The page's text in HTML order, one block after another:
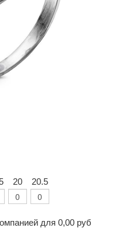
20 20.5
для 0,00 руб